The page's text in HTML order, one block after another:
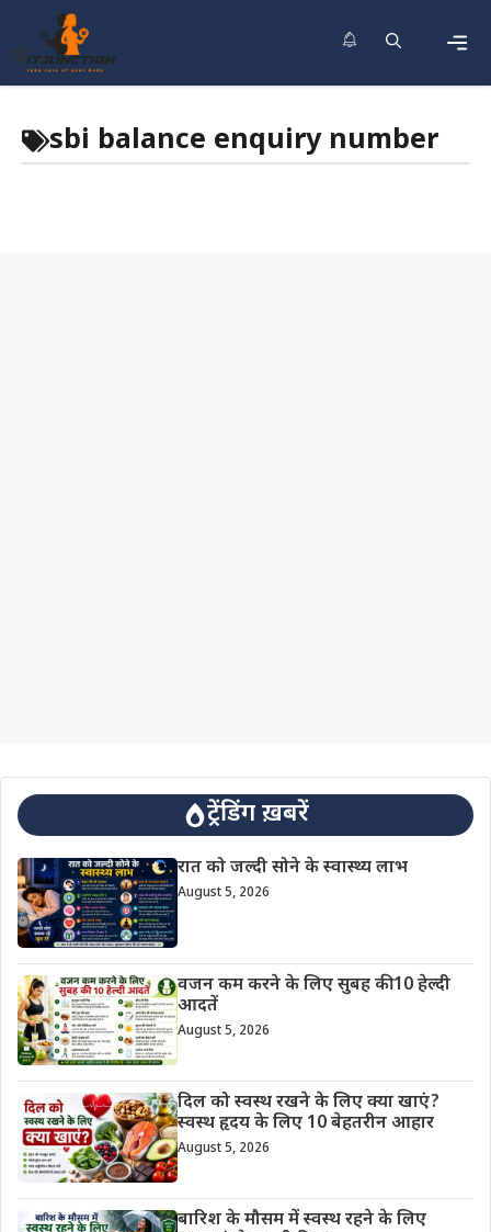
content
sbi balance enquiry number
ट्रेंडिंग ख़बरें
रात को जल्दी सोने के स्वास्थ्य लाभ
August 5, 2026
वजन कम करने के लिए सुबह की 10 हेल्दी
आदतें
August 5, 2026
दिल को स्वस्थ रखने के लिए क्या खाएं?
स्वस्थ हृदय के लिए 10 बेहतरीन आहार
August 5, 2026
बारिश के मौसम में स्वस्थ रहने के लिए